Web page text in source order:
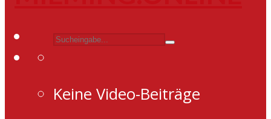
Keine Video-Beiträge